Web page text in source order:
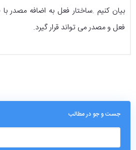
فعل و مصدر می تواند قرار گیرد.
جست و جو در مطالب